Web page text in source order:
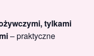
tylkami
– praktyczne